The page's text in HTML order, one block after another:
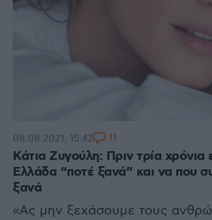
Κάτια Ζυγούλη: Πριν τρία χρόνια
Ελλάδα “ποτέ ξανά” και να που
ξανά
«Ας μην ξεχάσουμε τους
08.08.2021, 15:42 11